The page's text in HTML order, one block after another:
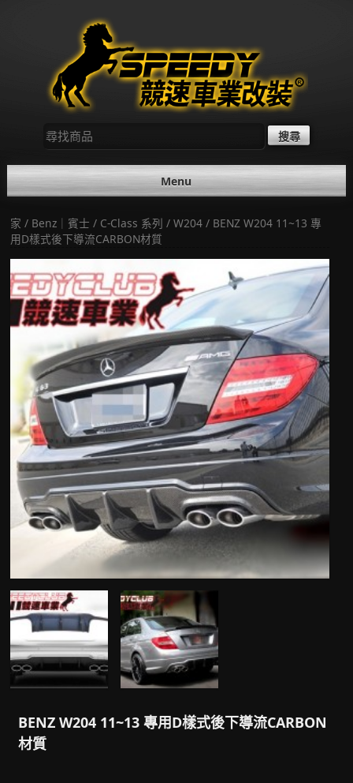
尋
找：
Menu
家 / Benz｜賓士 / C-Class 系列 / W204/ BENZ W204 11~13 專
用D樣式後下導流CARBON材質
BENZ W204 11~13 專用D樣式後下導流CARBON
材質